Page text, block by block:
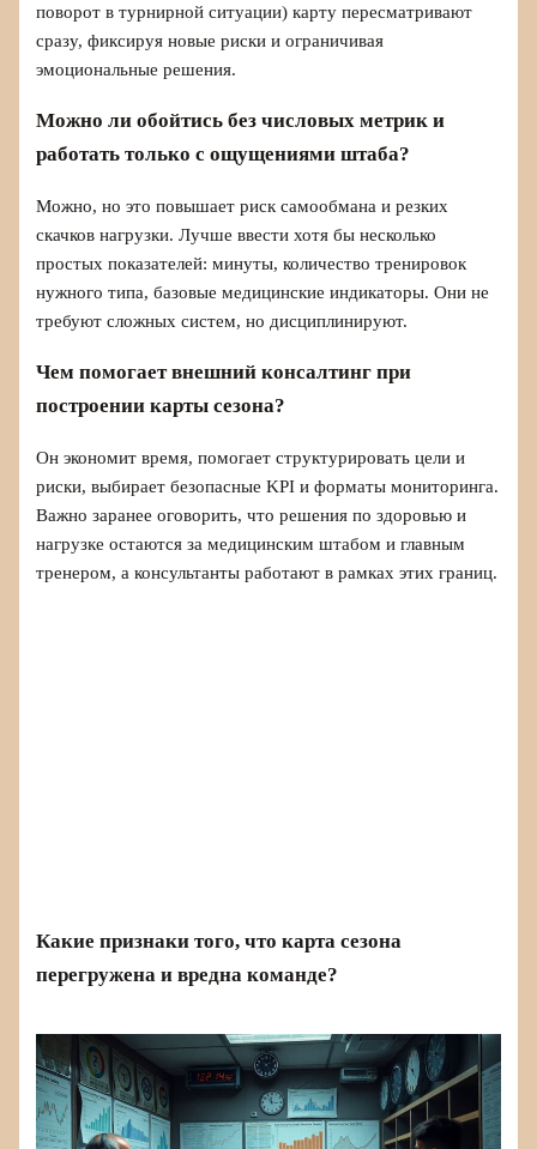
поворот в турнирной ситуации) карту пересматривают
сразу, фиксируя новые риски и ограничивая
эмоциональные решения.
Можно ли обойтись без числовых метрик и
работать только с ощущениями штаба?
Можно, но это повышает риск самообмана и резких
скачков нагрузки. Лучше ввести хотя бы несколько
простых показателей: минуты, количество тренировок
нужного типа, базовые медицинские индикаторы. Они не
требуют сложных систем, но дисциплинируют.
Чем помогает внешний консалтинг при
построении карты сезона?
Он экономит время, помогает структурировать цели и
риски, выбирает безопасные KPI и форматы мониторинга.
Важно заранее оговорить, что решения по здоровью и
нагрузке остаются за медицинским штабом и главным
тренером, а консультанты работают в рамках этих границ.
Какие признаки того, что карта сезона
перегружена и вредна команде?